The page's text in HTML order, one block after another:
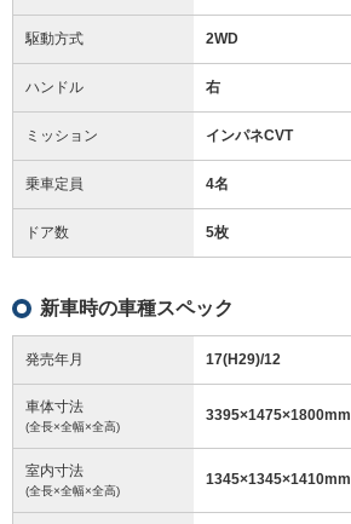
駆動方式 2WD
ハンドル 右
ミッション インパネCVT
乗車定員 4名
ドア数 5枚
新車時の車種スペック
発売年月 17(H29)/12
車体寸法
(全長×全幅×全高)
3395×1475×1800mm
室内寸法
(全長×全幅×全高)
1345×1345×1410mm